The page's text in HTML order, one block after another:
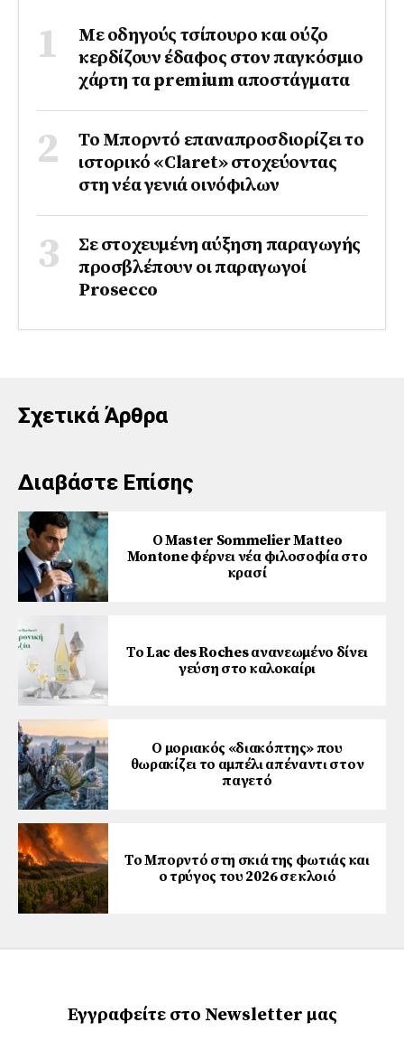
Με οδηγούς τσίπουρο και ούζο
κερδίζουν έδαφος στoν παγκόσμιο
χάρτη τα premium αποστάγματα
Το Μπορντό επαναπροσδιορίζει το
ιστορικό «Claret» στοχεύοντας
στη νέα γενιά οινόφιλων
Σε στοχευμένη αύξηση παραγωγής
προσβλέπουν οι παραγωγοί
Prosecco
Σχετικά Άρθρα
Διαβάστε Επίσης
Ο Master Sommelier Matteo
Montone φέρνει νέα φιλοσοφία στο
κρασί
Το Lac des Roches ανανεωμένο δίνει
γεύση στο καλοκαίρι
Ο μοριακός «διακόπτης» που
θωρακίζει το αμπέλι απέναντι στον
παγετό
Το Μπορντό στη σκιά της φωτιάς και
ο τρύγος του 2026 σε κλοιό
Εγγραφείτε στο Newsletter μας